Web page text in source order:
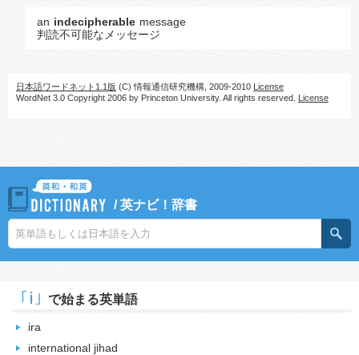
an indecipherable message
判読不可能なメッセージ
日本語ワードネット1.1版 (C) 情報通信研究機構, 2009-2010 License
WordNet 3.0 Copyright 2006 by Princeton University. All rights reserved. License
/英ナビ！辞書
｢i｣ で始まる英単語
ira
international jihad